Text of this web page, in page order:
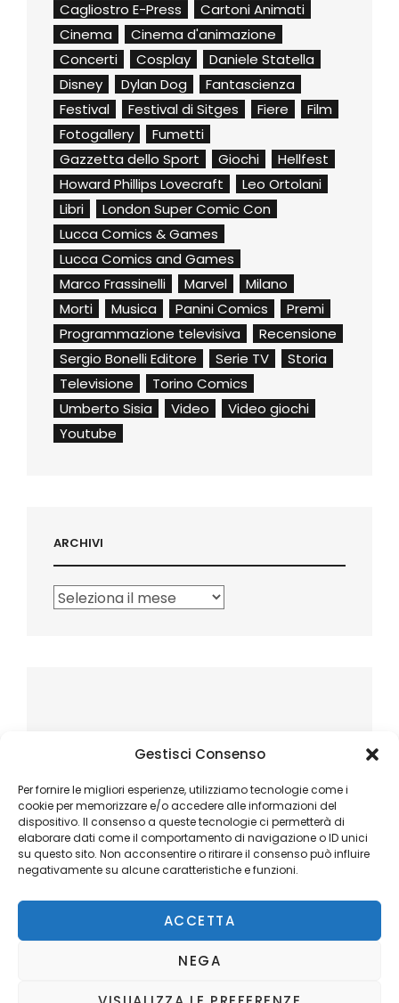
Gestisci Consenso
Per fornire le migliori esperienze, utilizziamo tecnologie come i
cookie per memorizzare e/o accedere alle informazioni del
dispositivo. Il consenso a queste tecnologie ci permetterà di
elaborare dati come il comportamento di navigazione o ID unici
su questo sito. Non acconsentire o ritirare il consenso può influire
negativamente su alcune caratteristiche e funzioni.
ACCETTA
NEGA
Cagliostro E-Press
Cartoni Animati
Cinema
Cinema d'animazione
Concerti
Cosplay
Daniele Statella
Disney
Dylan Dog
Fantascienza
Festival
Festival di Sitges Fiere
Film
Fotogallery
Fumetti
Gazzetta dello Sport
Giochi
Hellfest
Howard Phillips Lovecraft
Leo Ortolani
Libri
London Super Comic Con
Lucca Comics & Games
Lucca Comics and Games
Marco Frassinelli
Marvel
Milano
Morti
Musica Panini Comics
Premi
Programmazione televisiva
Recensione
Sergio Bonelli Editore
Serie TV
Storia
Televisione
Torino Comics
Umberto Sisia
Video
Video giochi
Youtube
ARCHIVI
Archivi